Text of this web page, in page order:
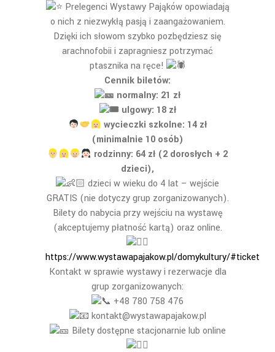
Prelegenci Wystawy Pająków opowiadają
o nich z niezwykłą pasją i zaangażowaniem.
Dzięki ich słowom szybko pozbędziesz się
arachnofobii i zapragniesz potrzymać
ptasznika na ręce!
Cennik biletów:
normalny: 21 zł
ulgowy: 18 zł
wycieczki szkolne: 14 zł
(minimalnie 10 osób)
rodzinny: 64 zł (2 dorosłych + 2
dzieci),
dzieci w wieku do 4 lat – wejście
GRATIS (nie dotyczy grup zorganizowanych).
Bilety do nabycia przy wejściu na wystawę
(akceptujemy płatność kartą) oraz online.
https://www.wystawapajakow.pl/domykultury/#ticket
Kontakt w sprawie wystawy i rezerwacje dla
grup zorganizowanych:
+48 780 758 476
kontakt@wystawapajakow.pl
Bilety dostępne stacjonarnie lub online